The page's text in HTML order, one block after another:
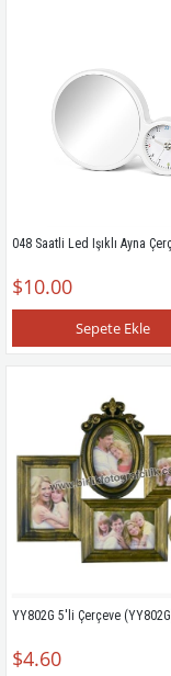
048 Saatli Led Işıklı Ayna
$10.00
Sepete Ekle
YY802G 5'li Çerçeve
$4.60